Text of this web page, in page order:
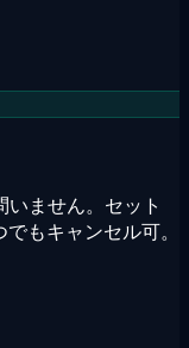
ません。セット
もキャンセル可。